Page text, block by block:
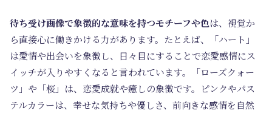
待ち受け画像で象徴的な意味を持つモチーフや色は、視覚か
ら直接心に働きかける力があります。たとえば、「ハート」
は愛情や出会いを象徴し、日々目にすることで恋愛感情にス
イッチが入りやすくなると言われています。「ローズクォー
ツ」や「桜」は、恋愛成就や癒しの象徴です。ピンクやパス
テルカラーは、幸せな気持ちや優しさ、前向きな感情を自然